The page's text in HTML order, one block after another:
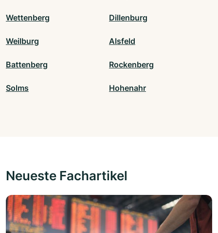
Wettenberg Dillenburg
Weilburg Alsfeld
Battenberg Rockenberg
Solms Hohenahr
Neueste Fachartikel